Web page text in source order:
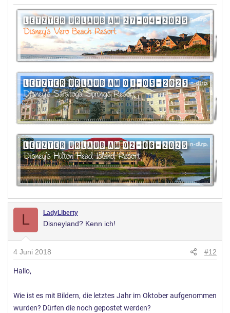
Der Landesbeauftragte für Datenschutz und
Informationsfreiheit des Landes Baden-Württemberg hat
diese Entscheidung als richtig bezeichnet, da nicht
sicherzustellen sei, dass keine sensiblen Daten
(Religionszugehörigkeit wären z.B. solche Daten) oder
filmen würdem könnte z.B. versehentlich ein Zuschauer, der
nicht eingewilligt hat ja in diesen laufen) übertragen werden.
L LadyLiberty
Disneyland? Kenn ich!
4 Juni 2018 #12
Hallo,
Wie ist es mit Bildern, die letztes Jahr im Oktober aufgenommen
wurden? Dürfen die noch gepostet werden?